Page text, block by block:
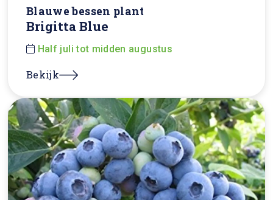
Blauwe bessen plant
Brigitta Blue
Half juli tot midden augustus
Bekijk